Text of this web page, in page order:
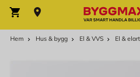
Varukorg
Hem Hus & bygg El & VVS El &